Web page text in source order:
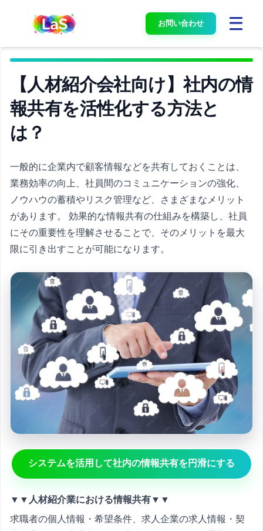
お問い合わせ
【人材紹介会社向け】社内の情
報共有を活性化する方法と
は？
一般的に企業内で顧客情報などを共有しておくことは、
業務効率の向上、社員間のコミュニケーションの強化、
ノウハウの蓄積やリスク管理など、さまざまなメリット
があります。 効果的な情報共有の仕組みを構築し、社員
にその重要性を理解させることで、そのメリットを最大
限に引き出すことが可能になります。
システムを活用して社内の情報共有を円滑にする
▼▼人材紹介業における情報共有▼▼
求職者の個人情報・希望条件、求人企業の求人情報・契